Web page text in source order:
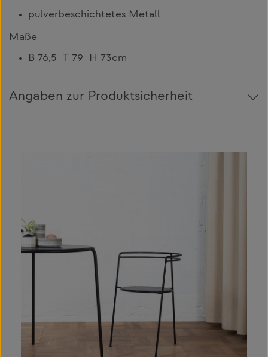
pulverbeschichtetes Metall
Maße
B 76,5 T 79 H 73cm
Angaben zur Produktsicherheit